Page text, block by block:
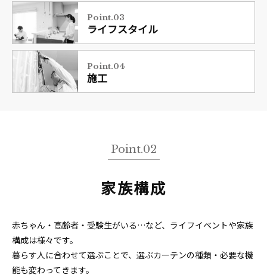
Point.03
ライフスタイル
Point.04
施工
Point.02
家族構成
赤ちゃん・高齢者・受験生がいる…など、ライフイベントや家族
構成は様々です。
暮らす人に合わせて選ぶことで、選ぶカーテンの種類・必要な機
能も変わってきます。